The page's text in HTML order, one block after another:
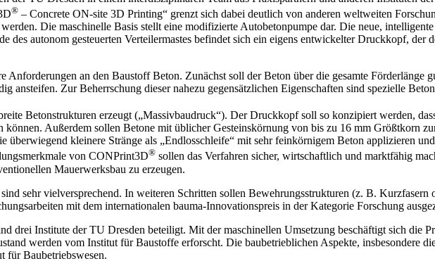
® – Concrete ON-site 3D Printing“ grenzt sich dabei deutlich von anderen weltweiten
Die maschinelle Basis stellt eine modifizierte Autobetonpumpe dar. Die neue,
des autonom gesteuerten Verteilermastes befindet sich ein eigens entwickelter Druckkopf, der
Anforderungen an den Baustoff Beton. Zunächst soll der Beton über die gesamte
ansteifen. Zur Beherrschung dieser nahezu gegensätzlichen Eigenschaften sind spezielle
Betonstrukturen erzeugt („Massivbaudruck“). Der Druckkopf soll so konzipiert werden,
Außerdem sollen Betone mit üblicher Gesteinskörnung von bis zu 16 mm Größtkorn
überwiegend kleinere Stränge als „Endlosschleife“ mit sehr feinkörnigem Beton applizieren
von CONPrint3D® sollen das Verfahren sicher, wirtschaftlich und marktfähig
Mauerwerksbau zu erzeugen.
sehr vielversprechend. In weiteren Schritten sollen Bewehrungsstrukturen (z. B.
mit dem internationalen bauma-Innovationspreis in der Kategorie Forschung
drei Institute der TU Dresden beteiligt. Mit der maschinellen Umsetzung beschäftigt sich die
werden vom Institut für Baustoffe erforscht. Die baubetrieblichen Aspekte, insbesondere
für Baubetriebswesen.